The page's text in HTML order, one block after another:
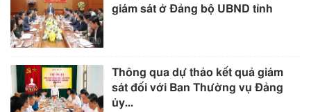
giám sát ở Đảng bộ UBND tỉnh
Thông qua dự thảo kết quả giám
sát đối với Ban Thường vụ Đảng
ủy...